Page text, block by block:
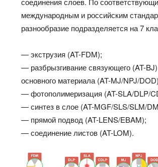
международным и российским
разнообразие подразделяется на 7
— экструзия (AT-FDM);
— разбрызгивание связующего (AT-
основного материала (AT-MJ/NPJ/
— фотополимеризация (AT-SLA/DLP/
— синтез в слое (AT-MGF/SLS/SLM/
— прямой подвод (AT-LENS/EBAM);
— соединение листов (AT-LOM).